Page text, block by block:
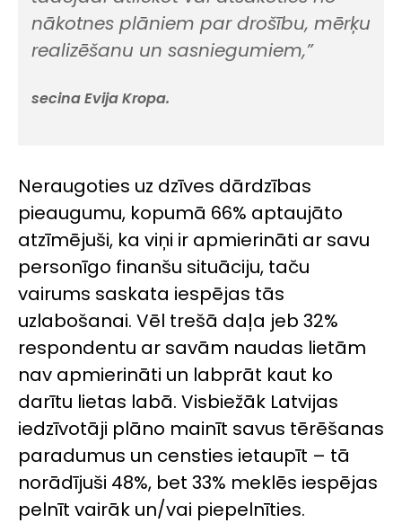
nākotnes plāniem par drošību, mērķu
realizēšanu un sasniegumiem,”
secina Evija Kropa.
Neraugoties uz dzīves dārdzības
pieaugumu, kopumā 66% aptaujāto
atzīmējuši, ka viņi ir apmierināti ar savu
personīgo finanšu situāciju, taču
vairums saskata iespējas tās
uzlabošanai. Vēl trešā daļa jeb 32%
respondentu ar savām naudas lietām
nav apmierināti un labprāt kaut ko
darītu lietas labā. Visbiežāk Latvijas
iedzīvotāji plāno mainīt savus tērēšanas
paradumus un censties ietaupīt – tā
norādījuši 48%, bet 33% meklēs iespējas
pelnīt vairāk un/vai piepelnīties.